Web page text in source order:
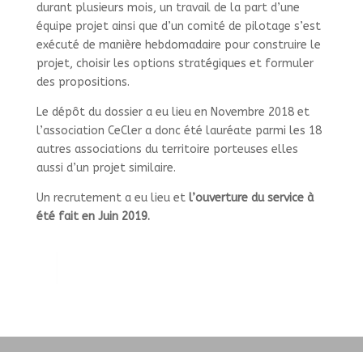
durant plusieurs mois, un travail de la part d’une
équipe projet ainsi que d’un comité de pilotage s’est
exécuté de manière hebdomadaire pour construire le
projet, choisir les options stratégiques et formuler
des propositions.
Le dépôt du dossier a eu lieu en Novembre 2018 et
l’association CeCler a donc été lauréate parmi les 18
autres associations du territoire porteuses elles
aussi d’un projet similaire.
Un recrutement a eu lieu etl’ouverture du service à
été fait en Juin 2019.